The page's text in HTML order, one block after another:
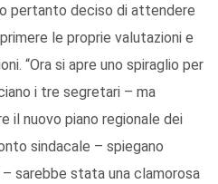
pertanto deciso di attendere
le proprie valutazioni e
“Ora si apre uno spiraglio per
i tre segretari – ma
il nuovo piano regionale dei
sindacale – spiegano
– sarebbe stata una clamorosa